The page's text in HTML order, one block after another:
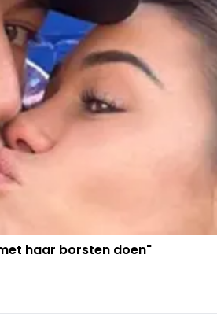
haar borsten doen"